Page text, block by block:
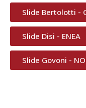
Slide Bertolotti -
Slide Disi - ENEA
Slide Govoni -